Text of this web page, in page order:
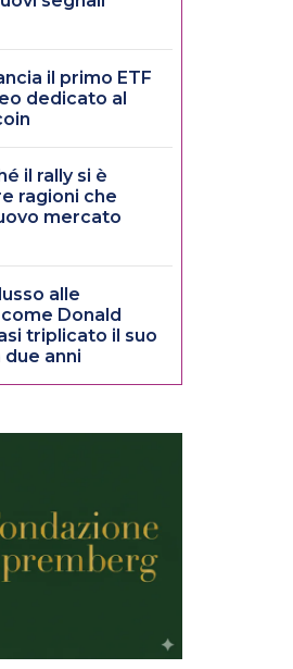
il primo ETF
dedicato al
il rally si è
ragioni che
mercato
alle
Donald
triplicato il suo
anni